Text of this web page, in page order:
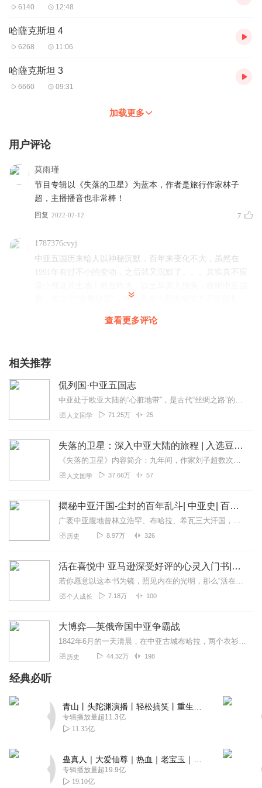
6140 12:48
哈薩克斯坦 4
6268 11:06
哈薩克斯坦 3
6660 09:31
加载更多
用户评论
莫雨瑾
节目专辑以《失落的卫星》为蓝本，作者是旅行作家林子
超，主播播音也非常棒！
回复 2022-02-12 7
1787376cvyj
中亚五国历来给人以神秘沉默，百年来变化不大，虽然在
1991年有过不小的变动，之后就又沉默了。。。其实真不应
家，成立了“突厥联盟”，使世界政治局势增加了不可预测
牛的草原
2021-10-21
渡口二姐
是作者——并不算太标准的普通话，但让我以为他就是经历
了不平凡的旅程又能让读者和他一起去体验的那个作者。
2023-03-27
相当好，很赞。作品好，演播也好。刘子威的游记很好看
2022-04-19
农业管理
这个是失落的卫星，谢谢分享，中亚是一带一路的重要组成
部分。但是我们了解得很少。
很好听，一直很好奇中亚五国，听了感觉身临其境，尤其是
回复
猫MMM
非常有趣的一本书，感谢分享！
听友3231505
查看更多评论
相关推荐
侃列国·中亚五国志
中亚处于欧亚大陆的“心脏地带”，是古代“丝绸之路”的必经之路。通常说起中亚，包括哈萨克斯坦、乌兹别克斯坦、土库曼斯坦、吉尔吉斯斯坦、塔吉克斯坦五个国家。几千年来...
人文国学 71.25万 25
失落的卫星：深入中亚大陆的旅程 | 入选豆瓣年度榜单
《失落的卫星》内容简介：九年间，作家刘子超数次深入亚洲腹地，前往神秘的邻人之国——乌兹别克斯坦、哈萨克斯坦、吉尔吉斯斯坦、塔吉克斯坦及土库曼斯坦——在这片处于世...
人文国学 37.66万 57
揭秘中亚汗国-尘封的百年乱斗| 中亚史| 百年争霸
广袤中亚腹地曾林立浩罕、布哈拉、希瓦三大汗国，自16世纪起，这片丝路腹地陷入长达百年的持续混战，诸多往事长久掩埋于史料夹缝，少为人知。本书拨开蒙尘档案，还原汗国...
历史 8.97万 326
活在喜悦中 亚马逊深受好评的心灵入门书|豆瓣9.2
若你愿意以这本书为镜，照见内在的光明，那么“活在喜悦中”将不再是一句口号，而是生命自然绽放的状态。内容简介《活在喜悦中》是国际知名心灵导师萨娜娅·罗曼（San...
个人成长 7.18万 100
大博弈—英俄帝国中亚争霸战
1842年6月的一天清晨，在中亚古城布哈拉，两个衣衫褴褛的人跪在埃米尔王宫前大广场的尘烟中。他们双手被紧紧捆绑在身后，看起来实在可怜。这两个人瘦骨嶙峋，遍体鳞...
历史 44.32万 198
经典必听
专辑播放量超11.3亿
11.35亿
专辑播放量超19.9亿
19.10亿